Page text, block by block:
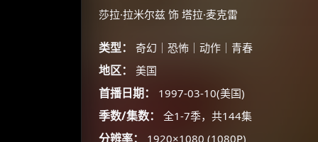
莎拉·拉米尔兹 饰 塔拉·麦克雷
类型： 奇幻｜恐怖｜动作｜青春
地区： 美国
首播日期： 1997-03-10(美国)
季数/集数： 全1-7季，共144集
分辨率： 1920×1080 (1080P)